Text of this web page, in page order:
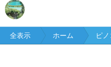
全表示 ホーム ピ